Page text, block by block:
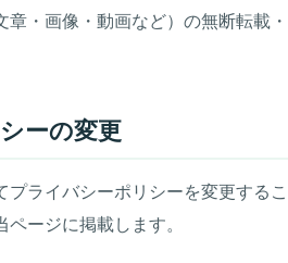
・画像・動画など）の無断転載・
ーの変更
プライバシーポリシーを変更するこ
ージに掲載します。